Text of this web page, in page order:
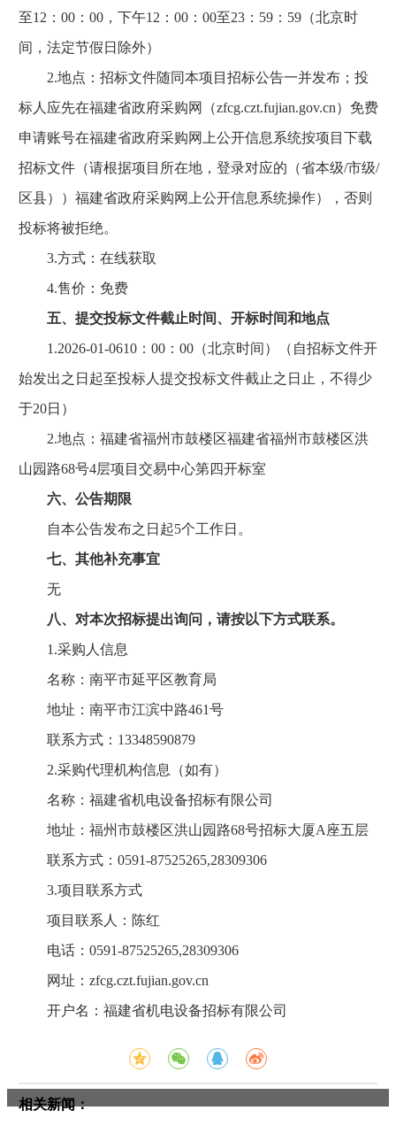
至12：00：00，下午12：00：00至23：59：59（北京时
间，法定节假日除外）
2.地点：招标文件随同本项目招标公告一并发布；投
标人应先在福建省政府采购网（zfcg.czt.fujian.gov.cn）免费
申请账号在福建省政府采购网上公开信息系统按项目下载
招标文件（请根据项目所在地，登录对应的（省本级/市级/
区县））福建省政府采购网上公开信息系统操作），否则
投标将被拒绝。
3.方式：在线获取
4.售价：免费
五、提交投标文件截止时间、开标时间和地点
1.2026-01-0610：00：00（北京时间）（自招标文件开
始发出之日起至投标人提交投标文件截止之日止，不得少
于20日）
2.地点：福建省福州市鼓楼区福建省福州市鼓楼区洪
山园路68号4层项目交易中心第四开标室
六、公告期限
自本公告发布之日起5个工作日。
七、其他补充事宜
无
八、对本次招标提出询问，请按以下方式联系。
1.采购人信息
名称：南平市延平区教育局
地址：南平市江滨中路461号
联系方式：13348590879
2.采购代理机构信息（如有）
名称：福建省机电设备招标有限公司
地址：福州市鼓楼区洪山园路68号招标大厦A座五层
联系方式：0591-87525265,28309306
3.项目联系方式
项目联系人：陈红
电话：0591-87525265,28309306
网址：zfcg.czt.fujian.gov.cn
开户名：福建省机电设备招标有限公司
相关新闻：